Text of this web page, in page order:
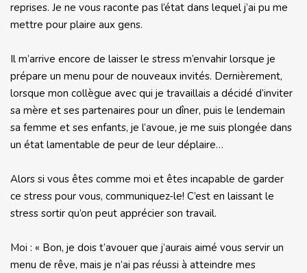
reprises. Je ne vous raconte pas l’état dans lequel j’ai pu me
mettre pour plaire aux gens.
Il m’arrive encore de laisser le stress m’envahir lorsque je
prépare un menu pour de nouveaux invités. Dernièrement,
lorsque mon collègue avec qui je travaillais a décidé d’inviter
sa mère et ses partenaires pour un dîner, puis le lendemain
sa femme et ses enfants, je l’avoue, je me suis plongée dans
un état lamentable de peur de leur déplaire…
Alors si vous êtes comme moi et êtes incapable de garder
ce stress pour vous, communiquez-le! C’est en laissant le
stress sortir qu’on peut apprécier son travail.
Moi : « Bon, je dois t’avouer que j’aurais aimé vous servir un
menu de rêve, mais je n’ai pas réussi à atteindre mes